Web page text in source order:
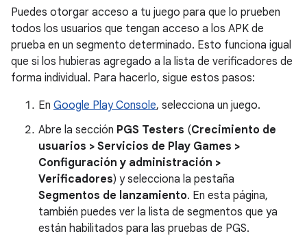
Puedes otorgar acceso a tu juego para que lo prueben
todos los usuarios que tengan acceso a los APK de
prueba en un segmento determinado. Esto funciona igual
que si los hubieras agregado a la lista de verificadores de
forma individual. Para hacerlo, sigue estos pasos:
En Google Play Console, selecciona un juego.
Abre la sección PGS Testers (Crecimiento de
usuarios > Servicios de Play Games >
Configuración y administración >
Verificadores) y selecciona la pestaña
Segmentos de lanzamiento. En esta página,
también puedes ver la lista de segmentos que ya
están habilitados para las pruebas de PGS.